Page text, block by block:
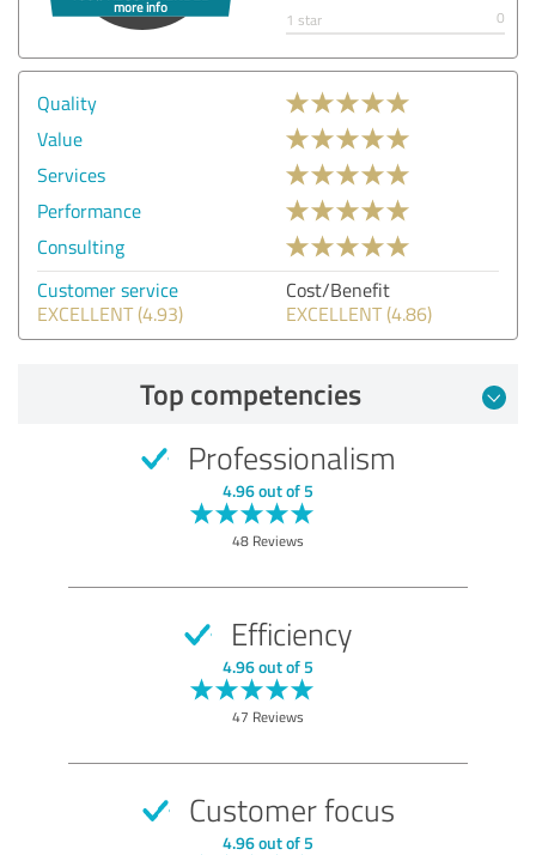
1 star
0
Quality
Value
Services
Performance
Consulting
Customer service
EXCELLENT (4.93)
Cost/Benefit
EXCELLENT (4.86)
Top competencies
Professionalism
4.96 out of 5
48 Reviews
Efficiency
4.96 out of 5
47 Reviews
Customer focus
4.96 out of 5